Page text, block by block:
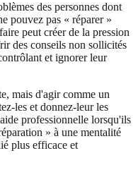
des personnes dont
pouvez pas « réparer »
peut créer de la pression
des conseils non sollicités
et ignorer leur
mais d'agir comme un
les et donnez-leur les
professionnelle lorsqu'ils
» à une mentalité
plus efficace et